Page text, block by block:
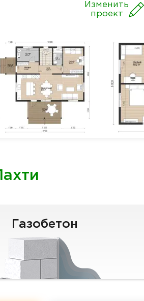
Изменить
проект
Газобетон